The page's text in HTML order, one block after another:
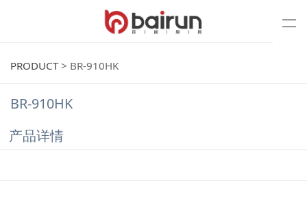
PRODUCT> BR-910HK
BR-910HK
产品详情